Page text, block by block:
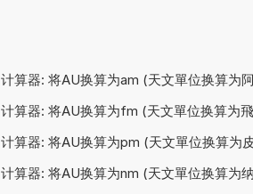
计算器: 将AU换算为am (天文單位换算为
计算器: 将AU换算为fm (天文單位换算为
计算器: 将AU换算为pm (天文單位换算为
计算器: 将AU换算为nm (天文單位换算为